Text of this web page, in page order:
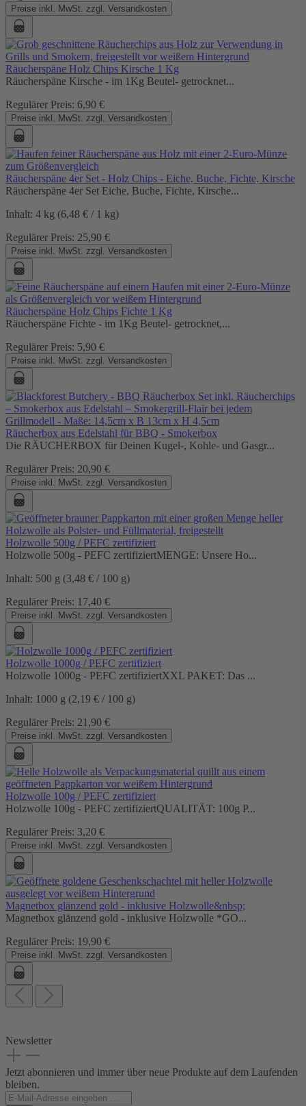
Preise inkl. MwSt. zzgl. Versandkosten
Räucherspäne Holz Chips Kirsche 1 Kg
Räucherspäne Kirsche - im 1Kg Beutel- getrocknet...
Regulärer Preis: 6,90 €
Preise inkl. MwSt. zzgl. Versandkosten
Räucherspäne 4er Set - Holz Chips - Eiche, Buche, Fichte, Kirsche
Räucherspäne 4er Set Eiche, Buche, Fichte, Kirsche...
Inhalt: 4 kg (6,48 € / 1 kg)
Regulärer Preis: 25,90 €
Preise inkl. MwSt. zzgl. Versandkosten
Räucherspäne Holz Chips Fichte 1 Kg
Räucherspäne Fichte - im 1Kg Beutel- getrocknet,...
Regulärer Preis: 5,90 €
Preise inkl. MwSt. zzgl. Versandkosten
Räucherbox aus Edelstahl für BBQ - Smokerbox
Die RÄUCHERBOX für Deinen Kugel-, Kohle- und Gasgr...
Regulärer Preis: 20,90 €
Preise inkl. MwSt. zzgl. Versandkosten
Holzwolle 500g / PEFC zertifiziert
Holzwolle 500g - PEFC zertifiziertMENGE: Unsere Ho...
Inhalt: 500 g (3,48 € / 100 g)
Regulärer Preis: 17,40 €
Preise inkl. MwSt. zzgl. Versandkosten
Holzwolle 1000g / PEFC zertifiziert
Holzwolle 1000g - PEFC zertifiziertXXL PAKET: Das ...
Inhalt: 1000 g (2,19 € / 100 g)
Regulärer Preis: 21,90 €
Preise inkl. MwSt. zzgl. Versandkosten
Holzwolle 100g / PEFC zertifiziert
Holzwolle 100g - PEFC zertifiziertQUALITÄT: 100g P...
Regulärer Preis: 3,20 €
Preise inkl. MwSt. zzgl. Versandkosten
Magnetbox glänzend gold - inklusive Holzwolle&nbsp;
Magnetbox glänzend gold - inklusive Holzwolle *GO...
Regulärer Preis: 19,90 €
Preise inkl. MwSt. zzgl. Versandkosten
Newsletter
Jetzt abonnieren und immer über neue Produkte auf dem Laufenden
bleiben.